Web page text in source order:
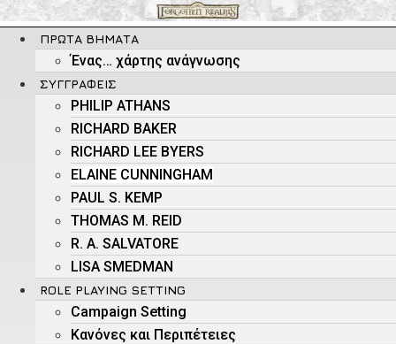
Μετάβαση
στο
περιεχόμενο
ΠΡΏΤΑ ΒΉΜΑΤΑ
Ένας… χάρτης ανάγνωσης
ΣΥΓΓΡΑΦΕΊΣ
PHILIP ATHANS
RICHARD BAKER
RICHARD LEE BYERS
ELAINE CUNNINGHAM
PAUL S. KEMP
THOMAS M. REID
R. A. SALVATORE
LISA SMEDMAN
ROLE PLAYING SETTING
Campaign Setting
Kανόνες και Περιπέτειες